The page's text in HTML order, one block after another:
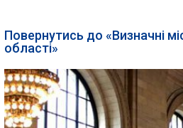
Повернутись до «Визначні
області»